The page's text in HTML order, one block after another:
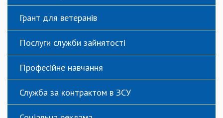
Грант для ветеранів
Послуги служби зайнятості
Професійне навчання
Служба за контрактом в ЗСУ